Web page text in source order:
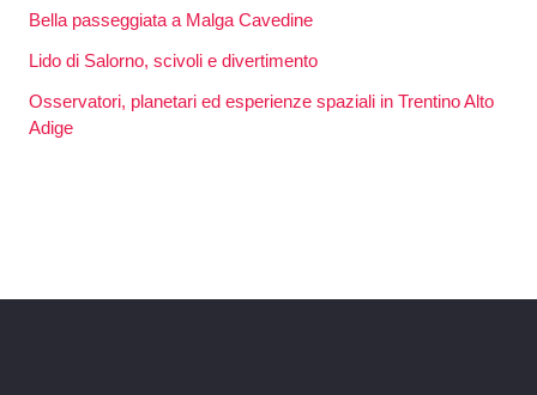
Bella passeggiata a Malga Cavedine
Lido di Salorno, scivoli e divertimento
Osservatori, planetari ed esperienze spaziali in Trentino Alto
Adige